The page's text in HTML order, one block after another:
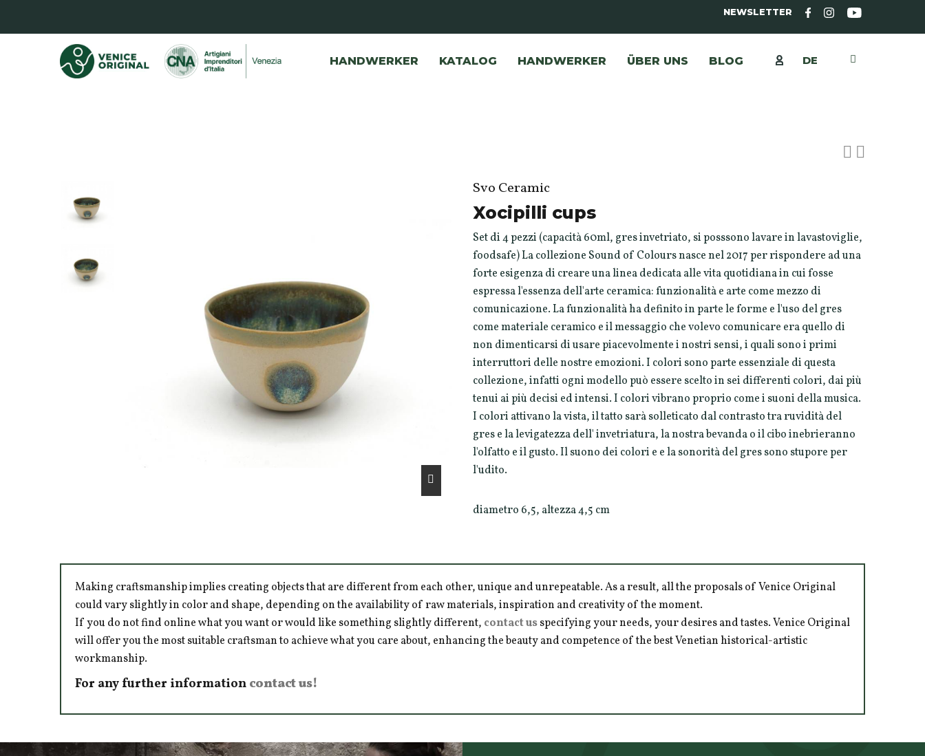
NEWSLETTER
HANDWERKER KATALOG HANDWERKER ÜBER UNS BLOG DE
Svo Ceramic
Xocipilli cups
Set di 4 pezzi (capacità 60ml, gres invetriato, si posssono lavare in lavastoviglie,
foodsafe) La collezione Sound of Colours nasce nel 2017 per rispondere ad una
forte esigenza di creare una linea dedicata alle vita quotidiana in cui fosse
espressa l'essenza dell'arte ceramica: funzionalità e arte come mezzo di
comunicazione. La funzionalità ha definito in parte le forme e l'uso del gres
come materiale ceramico e il messaggio che volevo comunicare era quello di
non dimenticarsi di usare piacevolmente i nostri sensi, i quali sono i primi
interruttori delle nostre emozioni. I colori sono parte essenziale di questa
collezione, infatti ogni modello può essere scelto in sei differenti colori, dai più
tenui ai più decisi ed intensi. I colori vibrano proprio come i suoni della musica.
I colori attivano la vista, il tatto sarà solleticato dal contrasto tra ruvidità del
gres e la levigatezza dell' invetriatura, la nostra bevanda o il cibo inebrieranno
l'olfatto e il gusto. Il suono dei colori e e la sonorità del gres sono stupore per
l'udito.
diametro 6,5, altezza 4,5 cm
Making craftsmanship implies creating objects that are different from each other, unique and unrepeatable. As a result, all the proposals of Venice Original
could vary slightly in color and shape, depending on the availability of raw materials, inspiration and creativity of the moment.
If you do not find online what you want or would like something slightly different, contact usspecifying your needs, your desires and tastes. Venice Original
will offer you the most suitable craftsman to achieve what you care about, enhancing the beauty and competence of the best Venetian historical-artistic
workmanship.
For any further information contact us!